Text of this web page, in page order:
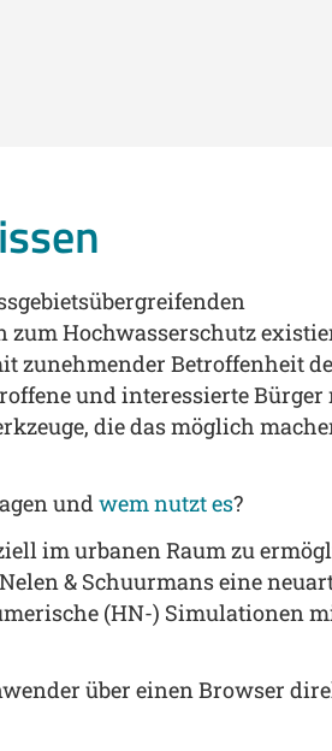
Hochwasserschutz
zunehmender Betroffenheit
und interessierte Bürger
die das möglich
undwem nutzt es?
im urbanen Raum zu
& Schuurmans eine
(HN-) Simulationen
über einen Browser